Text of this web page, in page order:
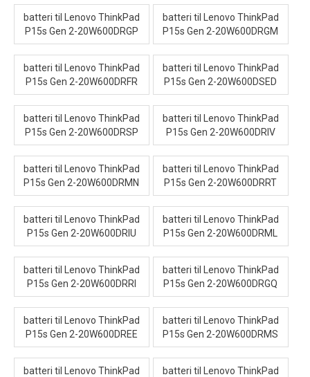
batteri til Lenovo ThinkPad
P15s Gen 2-20W600DRGP
batteri til Lenovo ThinkPad
P15s Gen 2-20W600DRGM
batteri til Lenovo ThinkPad
P15s Gen 2-20W600DRFR
batteri til Lenovo ThinkPad
P15s Gen 2-20W600DSED
batteri til Lenovo ThinkPad
P15s Gen 2-20W600DRSP
batteri til Lenovo ThinkPad
P15s Gen 2-20W600DRIV
batteri til Lenovo ThinkPad
P15s Gen 2-20W600DRMN
batteri til Lenovo ThinkPad
P15s Gen 2-20W600DRRT
batteri til Lenovo ThinkPad
P15s Gen 2-20W600DRIU
batteri til Lenovo ThinkPad
P15s Gen 2-20W600DRML
batteri til Lenovo ThinkPad
P15s Gen 2-20W600DRRI
batteri til Lenovo ThinkPad
P15s Gen 2-20W600DRGQ
batteri til Lenovo ThinkPad
P15s Gen 2-20W600DREE
batteri til Lenovo ThinkPad
P15s Gen 2-20W600DRMS
batteri til Lenovo ThinkPad
batteri til Lenovo ThinkPad